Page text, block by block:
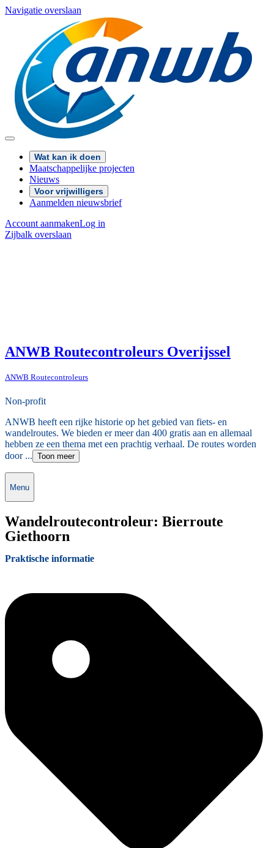
Navigatie overslaan
Wat kan ik doen
Maatschappelijke projecten
Nieuws
Voor vrijwilligers
Aanmelden nieuwsbrief
Account aanmakenLog in
Zijbalk overslaan
ANWB Routecontroleurs Overijssel
ANWB Routecontroleurs
Non-profit
ANWB heeft een rijke historie op het gebied van fiets- en
wandelroutes. We bieden er meer dan 400 gratis aan en allemaal
hebben ze een thema met een prachtig verhaal. De routes worden
door ... Toon meer
Menu
Wandelroutecontroleur: Bierroute
Giethoorn
Praktische informatie